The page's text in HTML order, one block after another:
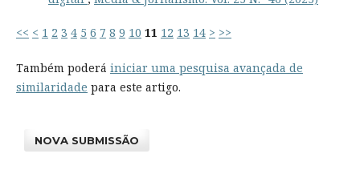
<< < 1 2 3 4 5 6 7 8 9 10 11 12 13 14 > >>
Também poderá iniciar uma pesquisa avançada de
similaridade para este artigo.
NOVA SUBMISSÃO